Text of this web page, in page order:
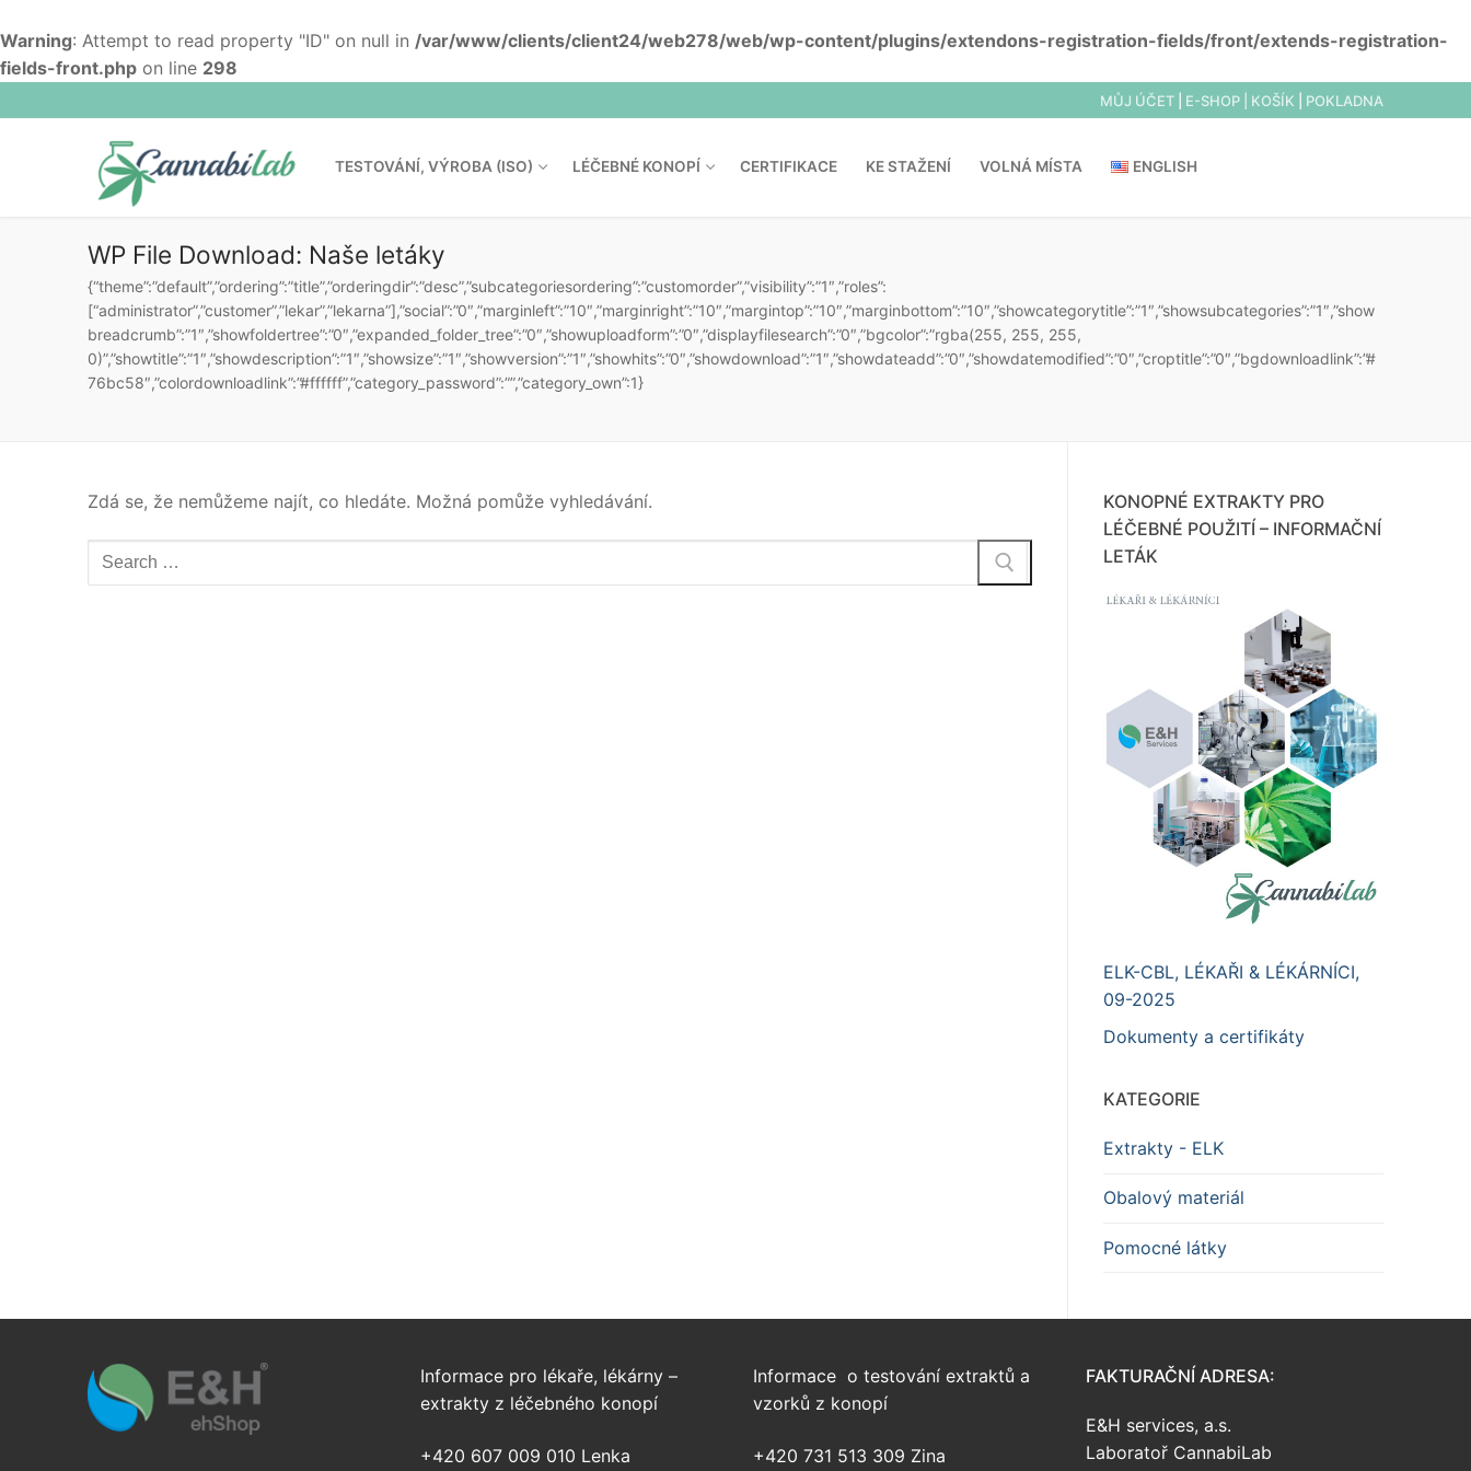
Warning: Attempt to read property "ID" on null in /var/www/clients/client24/web278/web/wp-content/plugins/extendons-registration-fields/front/extends-registration-
fields-front.php on line 298
MŮJ ÚČET E-SHOP | KOŠÍK POKLADNA
TESTOVÁNÍ, VÝROBA (ISO) LÉČEBNÉ KONOPÍ CERTIFIKACE KE STAŽENÍ VOLNÁ MÍSTA ENGLISH
MŮJ ÚČET E-SHOP |KOŠÍK POKLADNA
WP File Download: Naše letáky
{“theme”:”default”,”ordering”:”title”,”orderingdir”:”desc”,”subcategoriesordering”:”customorder”,”visibility”:”1″,”roles”:
[“administrator”,”customer”,”lekar”,”lekarna”],”social”:”0″,”marginleft”:”10″,”marginright”:”10″,”margintop”:”10″,”marginbottom”:”10″,”showcategorytitle”:”1″,”showsubcategories”:”1″,”show
breadcrumb”:”1″,”showfoldertree”:”0″,”expanded_folder_tree”:”0″,”showuploadform”:”0″,”displayfilesearch”:”0″,”bgcolor”:”rgba(255, 255, 255,
0)”,”showtitle”:”1″,”showdescription”:”1″,”showsize”:”1″,”showversion”:”1″,”showhits”:”0″,”showdownload”:”1″,”showdateadd”:”0″,”showdatemodified”:”0″,”croptitle”:”0″,”bgdownloadlink”:”#
76bc58″,”colordownloadlink”:”#ffffff”,”category_password”:””,”category_own”:1}
Zdá se, že nemůžeme najít, co hledáte. Možná pomůže vyhledávání.
KONOPNÉ EXTRAKTY PRO
LÉČEBNÉ POUŽITÍ – INFORMAČNÍ
LETÁK
ELK-CBL, LÉKAŘI & LÉKÁRNÍCI,
09-2025
Dokumenty a certifikáty
KATEGORIE
Extrakty - ELK
Obalový materiál
Pomocné látky
Informace pro lékaře, lékárny –
extrakty z léčebného konopí
+420 607 009 010 Lenka
Informace o testování extraktů a
vzorků z konopí
+420 731 513 309 Zina
FAKTURAČNÍ ADRESA:
E&H services, a.s.
Laboratoř CannabiLab